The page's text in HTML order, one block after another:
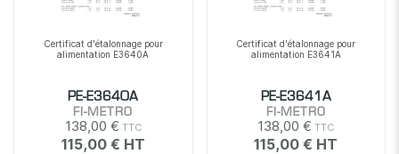
Certificat d'étalonnage pour
alimentation E3640A
PE-E3640A
FI-METRO
138,00 €
115,00 €
Certificat d'étalonnage pour
alimentation E3641A
PE-E3641A
FI-METRO
138,00 €
115,00 €